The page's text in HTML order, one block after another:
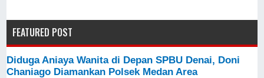
FEATURED POST
Diduga Aniaya Wanita di Depan SPBU Denai, Doni
Chaniago Diamankan Polsek Medan Area